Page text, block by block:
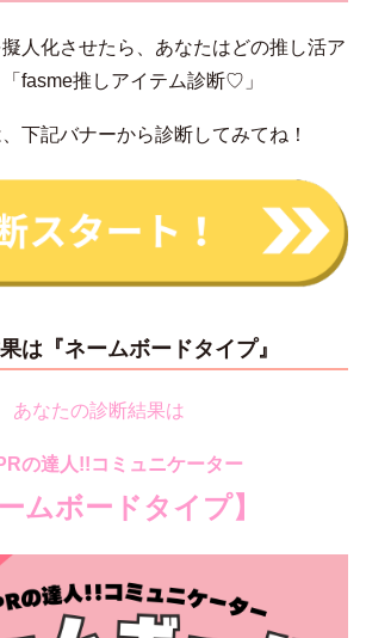
人化させたら、あなたはどの推し活ア
fasme推しアイテム診断♡ 」
下記バナーから診断してみてね！
は『ネームボードタイプ』
あなたの診断結果は
の達人!!コミュニケーター
ームボードタイプ】